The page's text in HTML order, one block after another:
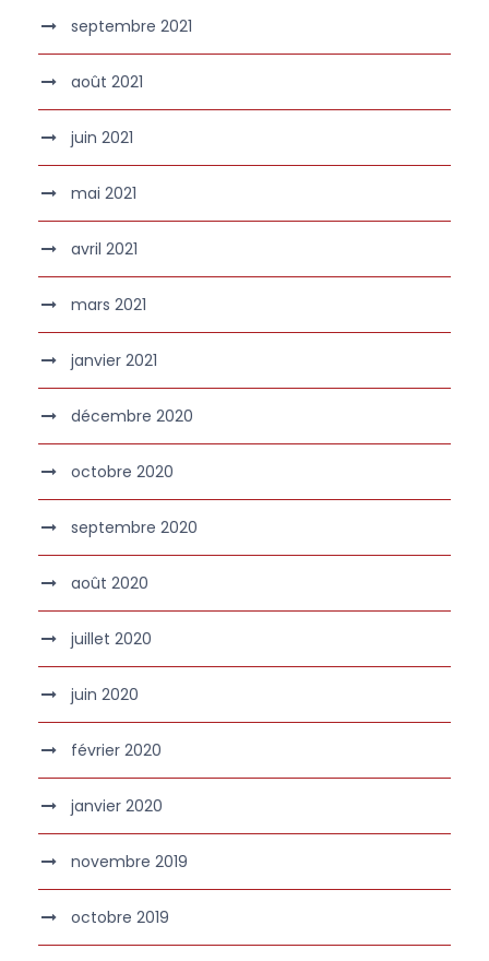
septembre 2021
août 2021
juin 2021
mai 2021
avril 2021
mars 2021
janvier 2021
décembre 2020
octobre 2020
septembre 2020
août 2020
juillet 2020
juin 2020
février 2020
janvier 2020
novembre 2019
octobre 2019